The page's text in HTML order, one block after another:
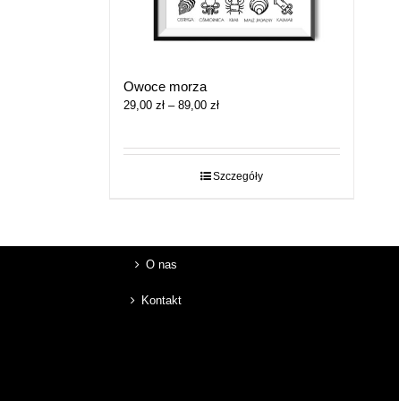
Owoce morza
29,00 zł – 89,00 złZakres
29,00 zł
do
Szczegóły
O nas
Kontakt